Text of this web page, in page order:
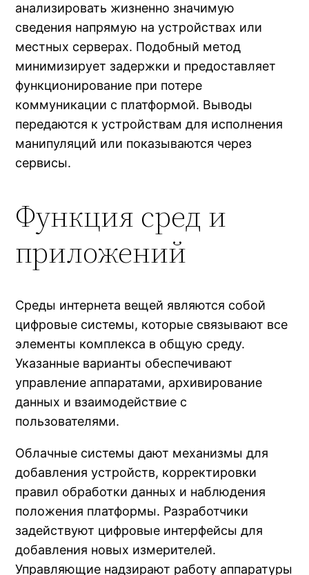
анализировать жизненно значимую
сведения напрямую на устройствах или
местных серверах. Подобный метод
минимизирует задержки и предоставляет
функционирование при потере
коммуникации с платформой. Выводы
передаются к устройствам для исполнения
манипуляций или показываются через
сервисы.
Функция сред и
приложений
Среды интернета вещей являются собой
цифровые системы, которые связывают все
элементы комплекса в общую среду.
Указанные варианты обеспечивают
управление аппаратами, архивирование
данных и взаимодействие с
пользователями.
Облачные системы дают механизмы для
добавления устройств, корректировки
правил обработки данных и наблюдения
положения платформы. Разработчики
задействуют цифровые интерфейсы для
добавления новых измерителей.
Управляющие надзирают работу аппаратуры